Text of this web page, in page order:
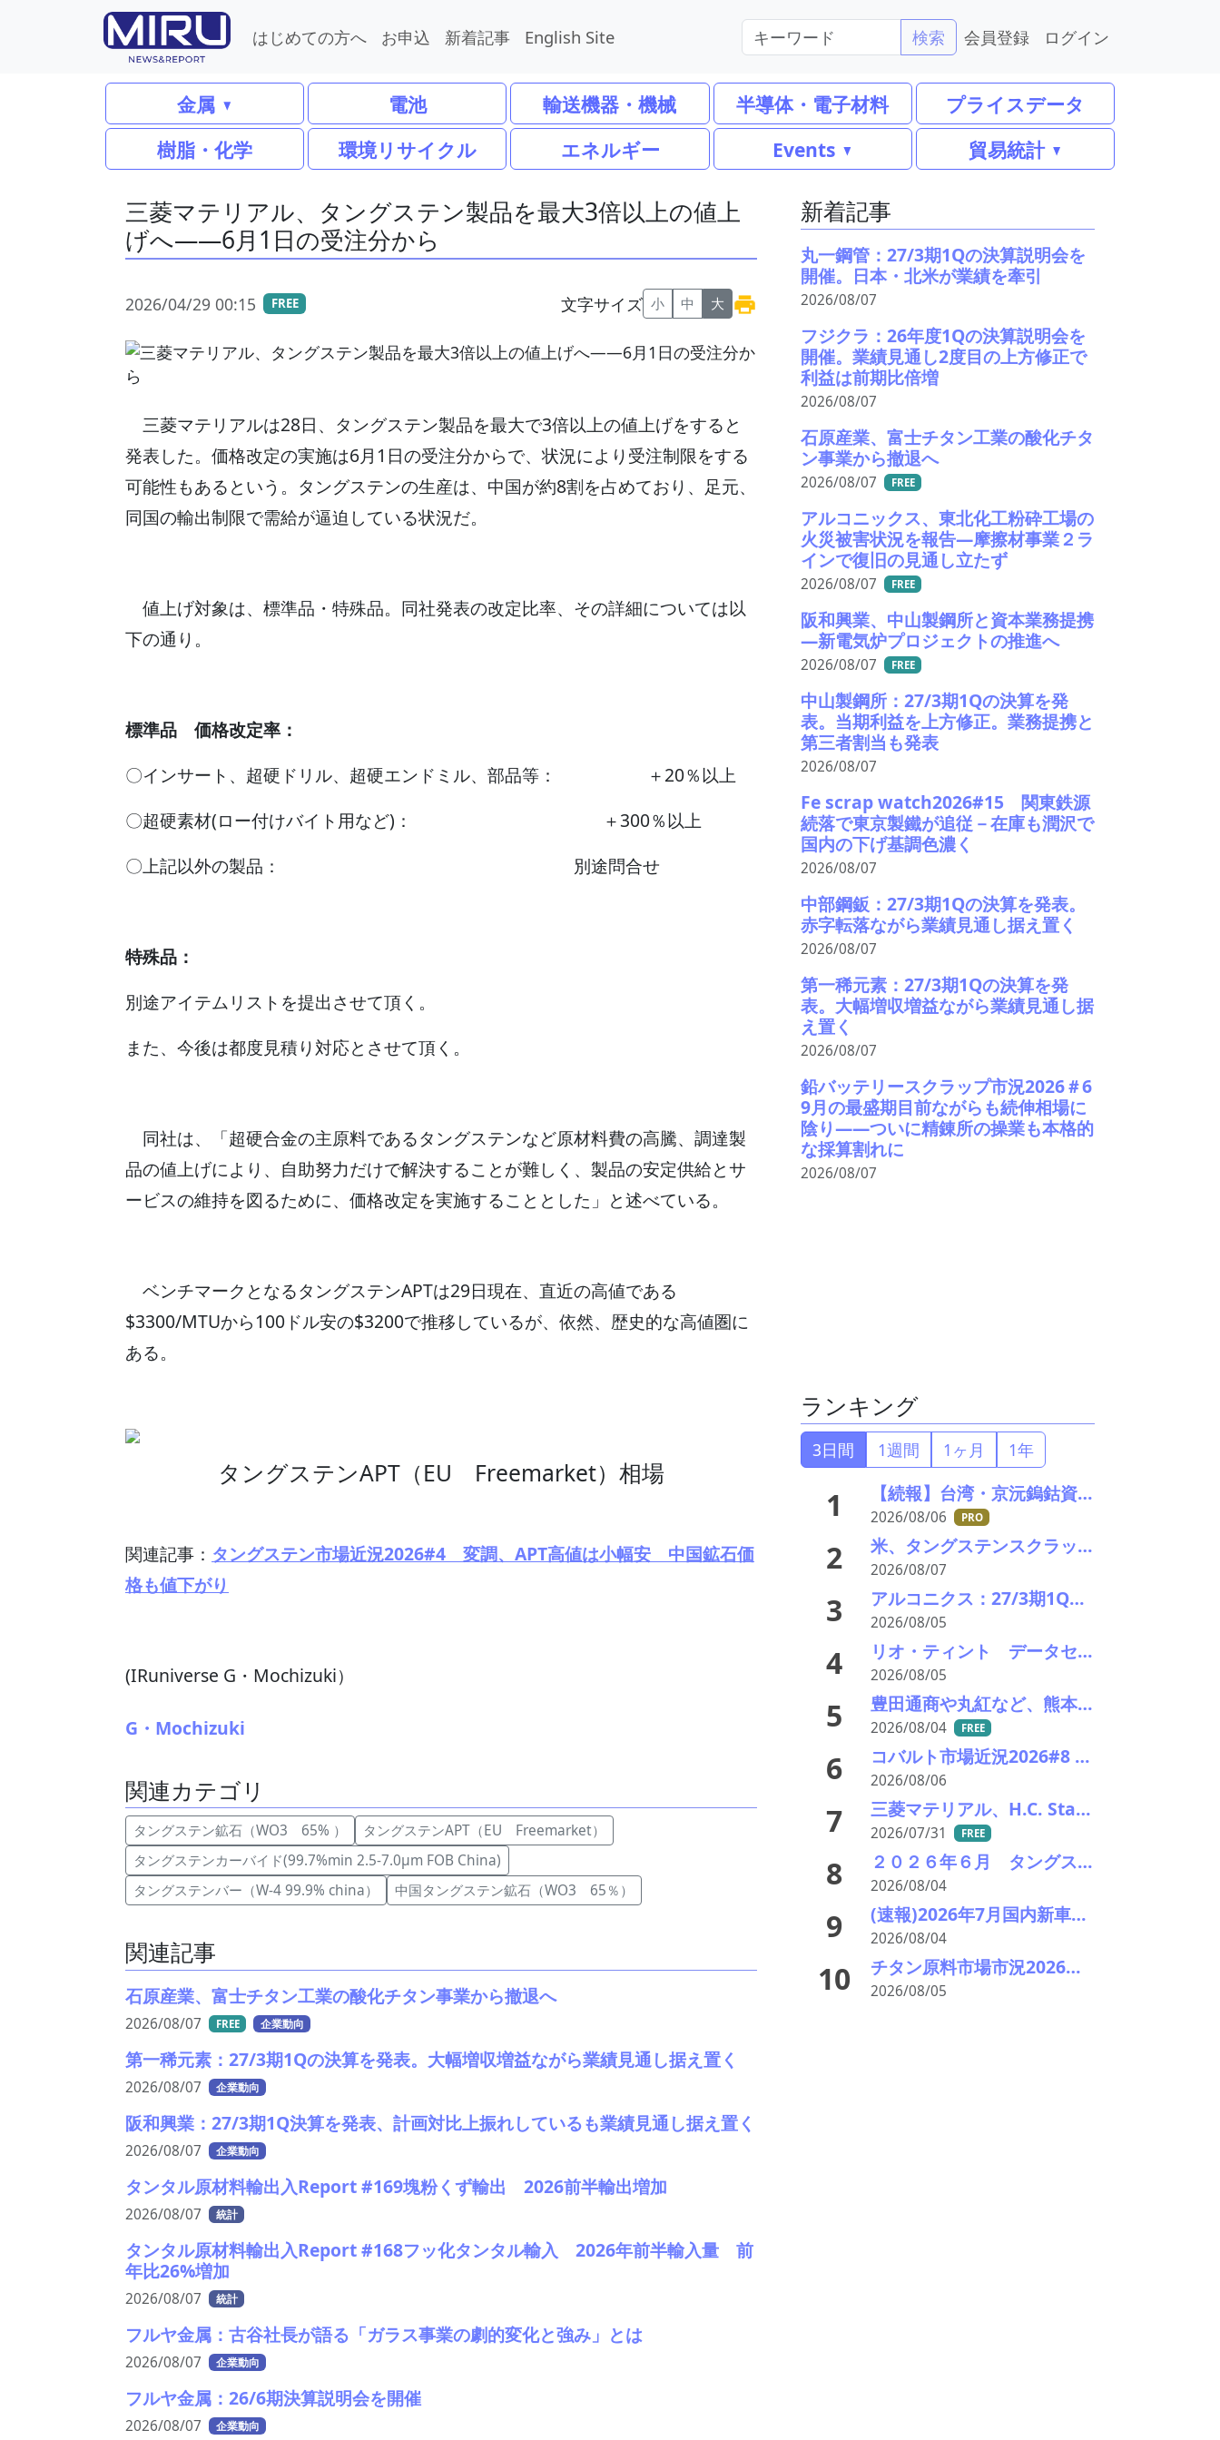
はじめての方へ お申込 新着記事 English Site 検索 会員登録 ログイン
金属 電池 輸送機器・機械 半導体・電子材料
プライスデータ
樹脂・化学
環境リサイクル エネルギー Events 貿易統計
三菱マテリアル、タングステン製品を最大3倍以上の値上
げへ――6月1日の受注分から
2026/04/29 00:15 FREE 文字サイズ 小 中 大
三菱マテリアルは28日、タングステン製品を最大で3倍以上の値上げをすると
発表した。価格改定の実施は6月1日の受注分からで、状況により受注制限をする
可能性もあるという。タングステンの生産は、中国が約8割を占めており、足元、
同国の輸出制限で需給が逼迫している状況だ。
値上げ対象は、標準品・特殊品。同社発表の改定比率、その詳細については以
下の通り。
標準品 価格改定率：
〇インサート、超硬ドリル、超硬エンドミル、部品等： ＋20％以上
〇超硬素材(ロー付けバイト用など)： ＋300％以上
〇上記以外の製品： 別途問合せ
特殊品：
別途アイテムリストを提出させて頂く。
また、今後は都度見積り対応とさせて頂く。
同社は、「超硬合金の主原料であるタングステンなど原材料費の高騰、調達製
品の値上げにより、自助努力だけで解決することが難しく、製品の安定供給とサ
ービスの維持を図るために、価格改定を実施することとした」と述べている。
ベンチマークとなるタングステンAPTは29日現在、直近の高値である
$3300/MTUから100ドル安の$3200で推移しているが、依然、歴史的な高値圏に
ある。
タングステンAPT（EU Freemarket）相場
関連記事： タングステン市場近況2026#4 変調、APT高値は小幅安 中国鉱石価
格も値下がり
(IRuniverse G・Mochizuki）
G・Mochizuki
関連カテゴリ
タングステン鉱石（WO3 65% ）
タングステンAPT（EU Freemarket）
タングステンカーバイド(99.7%min 2.5-7.0μm FOB China)
タングステンバー（W-4 99.9% china）
中国タングステン鉱石（WO3 65％）
関連記事
石原産業、富士チタン工業の酸化チタン事業から撤退へ
2026/08/07 FREE 企業動向
第一稀元素：27/3期1Qの決算を発表。大幅増収増益ながら業績見通し据え置く
2026/08/07 企業動向
阪和興業：27/3期1Q決算を発表、計画対比上振れしているも業績見通し据え置く
2026/08/07 企業動向
タンタル原材料輸出入Report #169塊粉くず輸出 2026前半輸出増加
2026/08/07 統計
タンタル原材料輸出入Report #168フッ化タンタル輸入 2026年前半輸入量 前
年比26%増加
2026/08/07 統計
フルヤ金属：古谷社長が語る「ガラス事業の劇的変化と強み」とは
2026/08/07 企業動向
フルヤ金属：26/6期決算説明会を開催
2026/08/07 企業動向
新着記事
丸一鋼管：27/3期1Qの決算説明会を
開催。日本・北米が業績を牽引
2026/08/07
フジクラ：26年度1Qの決算説明会を
開催。業績見通し2度目の上方修正で
利益は前期比倍増
2026/08/07
石原産業、富士チタン工業の酸化チタ
ン事業から撤退へ
2026/08/07 FREE
アルコニックス、東北化工粉砕工場の
火災被害状況を報告―摩擦材事業２ラ
インで復旧の見通し立たず
2026/08/07 FREE
阪和興業、中山製鋼所と資本業務提携
―新電気炉プロジェクトの推進へ
2026/08/07 FREE
中山製鋼所：27/3期1Qの決算を発
表。当期利益を上方修正。業務提携と
第三者割当も発表
2026/08/07
Fe scrap watch2026#15 関東鉄源
続落で東京製鐵が追従－在庫も潤沢で
国内の下げ基調色濃く
2026/08/07
中部鋼鈑：27/3期1Qの決算を発表。
赤字転落ながら業績見通し据え置く
2026/08/07
第一稀元素：27/3期1Qの決算を発
表。大幅増収増益ながら業績見通し据
え置く
2026/08/07
鉛バッテリースクラップ市況2026＃6
9月の最盛期目前ながらも続伸相場に
陰り――ついに精錬所の操業も本格的
な採算割れに
2026/08/07
ランキング
3日間 1週間 1ヶ月 1年
1 【続報】台湾・京沅鎢鈷資源の黄会長殺害事件、元従業員を逮捕か／8月8・9日に葬儀執行へ
2026/08/06 PRO
2 米、タングステンスクラップと電池ブラックマス輸出禁止 国内向け販売100%を義務化
2026/08/07
3 アルコニクス：27/3期1Q決算を発表。業績見通し、配当を修正
2026/08/05
4 リオ・ティント データセンターブームにおける自社の優位性を強調 銅やアルミニウム事業の伸び背景に
2026/08/05
5 豊田通商や丸紅など、熊本地震被害に支援・義援金
2026/08/04 FREE
6 コバルト市場近況2026#8 小動き、オフシーズンで薄商い 電池向けはLFPリサイクルが重荷
2026/08/06
7 三菱マテリアル、H.C. Starckのタングステンリサイクル能力増強投資を決定－約5000万ユーロ投資
2026/07/31 FREE
8 ２０２６年６月 タングステンスクラップ輸出入統計分析 中国依存低下続く 価格高止まりで調達多極化進展
2026/08/04
9 (速報)2026年7月国内新車販売 41万7千台 前年同月比7%増加 4か月連続プラス
2026/08/04
10 チタン原料市場市況2026年8月 下落、最終需要戻らず 鉱石8年ぶり安値
2026/08/05